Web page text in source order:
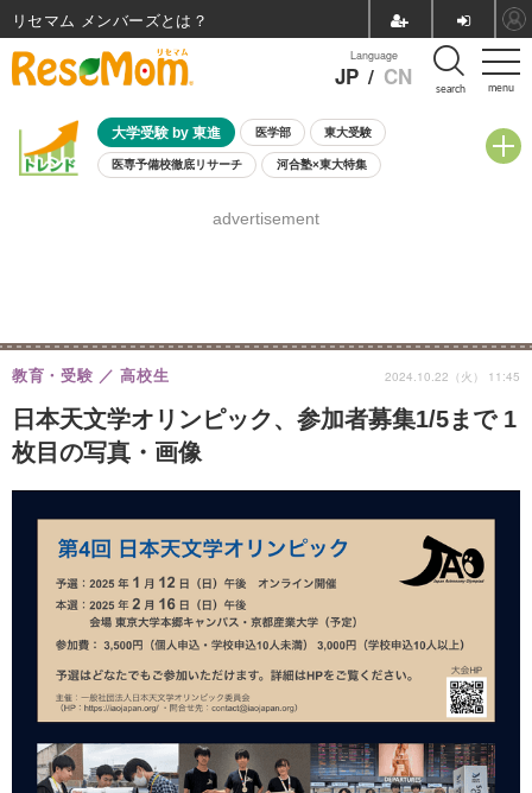
menu
Language
JP / CN search
大学受験 by 東進 医学部 東大受験
医専予備校徹底リサーチ 河合塾×東大特集
8月開催学校説明会・相談会
advertisement
日本天文学オリンピック、参加者募集1/5まで 1
枚目の写真・画像
教育・受験 高校生 2024.10.22（火） 11:45
リセマム メンバーズ